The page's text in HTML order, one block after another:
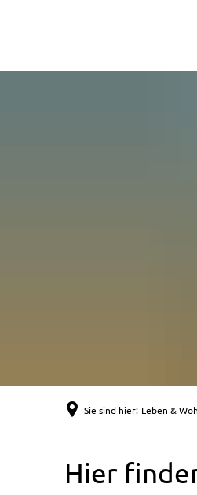
Sie sind hier: Leben &
Senioren
Hier